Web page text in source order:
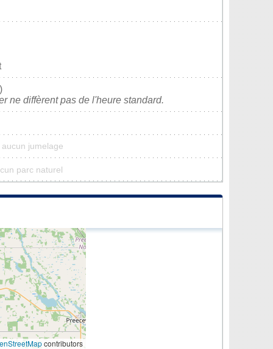
ne diffèrent pas de l'heure standard.
jumelage
parc naturel
contributors